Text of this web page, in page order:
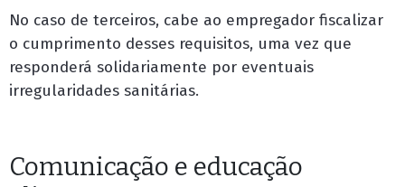
No caso de terceiros, cabe ao empregador fiscalizar
o cumprimento desses requisitos, uma vez que
responderá solidariamente por eventuais
irregularidades sanitárias.
Comunicação e educação